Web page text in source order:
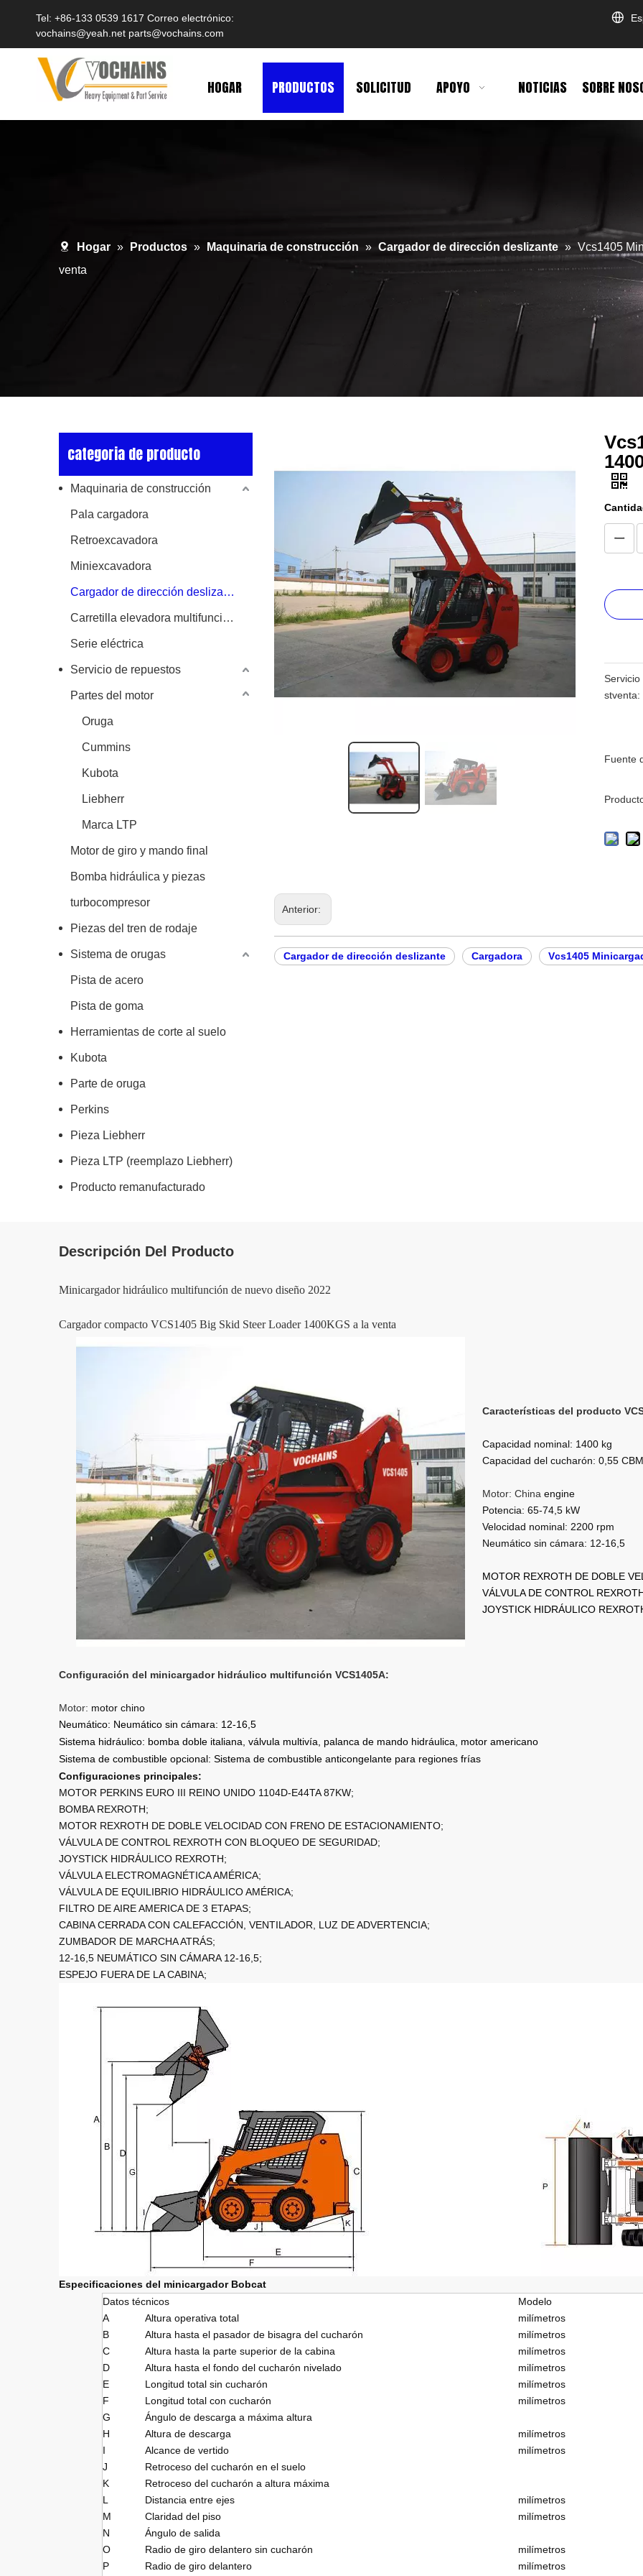
Tel: +86-133 0539 1617 Correo electrónico:
vochains@yeah.net parts@vochains.com
HOGAR PRODUCTOS SOLICITUD APOYO NOTICIAS SOBRE
Hogar » Productos » Maquinaria de construcción » Cargador de dirección deslizante » Vcs1405
venta
categoria de producto
Maquinaria de construcción
Pala cargadora
Retroexcavadora
Miniexcavadora
Cargador de dirección deslizante
Carretilla elevadora multifuncional
Serie eléctrica
Servicio de repuestos
Partes del motor
Oruga
Cummins
Kubota
Liebherr
Marca LTP
Motor de giro y mando final
Bomba hidráulica y piezas
turbocompresor
Piezas del tren de rodaje
Sistema de orugas
Pista de acero
Pista de goma
Herramientas de corte al suelo
Kubota
Parte de oruga
Perkins
Pieza Liebherr
Pieza LTP (reemplazo Liebherr)
Producto remanufacturado
Servicio
stventa:
Fuente
Anterior:
Cargador de dirección deslizante Cargadora Vcs1405
Descripción Del Producto
Minicargador hidráulico multifunción de nuevo diseño 2022
Cargador compacto VCS1405 Big Skid Steer Loader 1400KGS a la venta
Características del producto
Capacidad nominal: 1400 kg
Capacidad del cucharón: 0,55 CBM
Motor: China engine
Potencia: 65-74,5 kW
Velocidad nominal: 2200 rpm
Neumático sin cámara: 12-16,5
MOTOR REXROTH DE DOBLE
VÁLVULA DE CONTROL
JOYSTICK HIDRÁULICO
Configuración del minicargador hidráulico multifunción VCS1405A:
Motor: motor chino
Neumático: Neumático sin cámara: 12-16,5
Sistema hidráulico: bomba doble italiana, válvula multivía, palanca de mando hidráulica, motor americano
Sistema de combustible opcional: Sistema de combustible anticongelante para regiones frías
Configuraciones principales:
MOTOR PERKINS EURO III REINO UNIDO 1104D-E44TA 87KW;
BOMBA REXROTH;
MOTOR REXROTH DE DOBLE VELOCIDAD CON FRENO DE ESTACIONAMIENTO;
VÁLVULA DE CONTROL REXROTH CON BLOQUEO DE SEGURIDAD;
JOYSTICK HIDRÁULICO REXROTH;
VÁLVULA ELECTROMAGNÉTICA AMÉRICA;
VÁLVULA DE EQUILIBRIO HIDRÁULICO AMÉRICA;
FILTRO DE AIRE AMERICA DE 3 ETAPAS;
CABINA CERRADA CON CALEFACCIÓN, VENTILADOR, LUZ DE ADVERTENCIA;
ZUMBADOR DE MARCHA ATRÁS;
12-16,5 NEUMÁTICO SIN CÁMARA 12-16,5;
ESPEJO FUERA DE LA CABINA;
Especificaciones del minicargador Bobcat
Datos técnicos
Modelo
A
Altura operativa total milímetros
B
Altura hasta el pasador de bisagra del cucharón milímetros
C
Altura hasta la parte superior de la cabina milímetros
D
Altura hasta el fondo del cucharón nivelado milímetros
E
Longitud total sin cucharón milímetros
F
Longitud total con cucharón milímetros
G
Ángulo de descarga a máxima altura
H
Altura de descarga milímetros
I
Alcance de vertido milímetros
J
Retroceso del cucharón en el suelo
K
Retroceso del cucharón a altura máxima
L
Distancia entre ejes milímetros
M
Claridad del piso milímetros
N
Ángulo de salida
O
Radio de giro delantero sin cucharón milímetros
P
Radio de giro delantero milímetros